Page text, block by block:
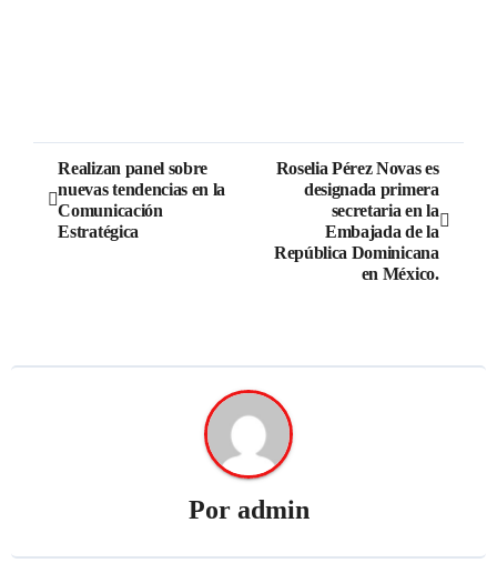
Realizan panel sobre
nuevas tendencias en la
Comunicación
Estratégica
Roselia Pérez Novas es
designada primera
secretaria en la
Embajada de la
República Dominicana
en México.
Por admin